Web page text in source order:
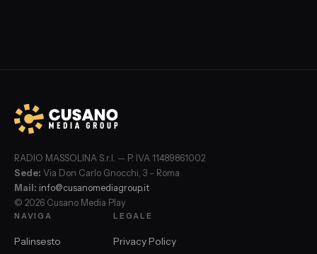
RADIO MASSOLINA S.r.l. — P. IVA 11489861002
Sede: Via Don Carlo Gnocchi, 3 – Roma
Mail: info@cusanomediagroup.it
© 2026 Cusano Media Play
NAVIGA
Palinsesto
LEGALE
Privacy Policy